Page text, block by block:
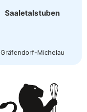
Saaletalstuben
Gräfendorf-Michelau